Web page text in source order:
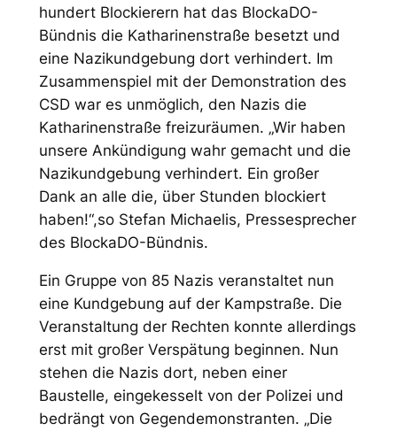
hundert Blockierern hat das BlockaDO-
Bündnis die Katharinenstraße besetzt und
eine Nazikundgebung dort verhindert. Im
Zusammenspiel mit der Demonstration des
CSD war es unmöglich, den Nazis die
Katharinenstraße freizuräumen. „Wir haben
unsere Ankündigung wahr gemacht und die
Nazikundgebung verhindert. Ein großer
Dank an alle die, über Stunden blockiert
haben!“,so Stefan Michaelis, Pressesprecher
des BlockaDO-Bündnis.
Ein Gruppe von 85 Nazis veranstaltet nun
eine Kundgebung auf der Kampstraße. Die
Veranstaltung der Rechten konnte allerdings
erst mit großer Verspätung beginnen. Nun
stehen die Nazis dort, neben einer
Baustelle, eingekesselt von der Polizei und
bedrängt von Gegendemonstranten. „Die